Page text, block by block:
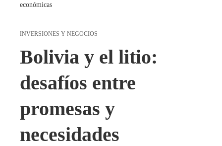
económicas
INVERSIONES Y NEGOCIOS
Bolivia y el litio:
desafíos entre
promesas y
necesidades